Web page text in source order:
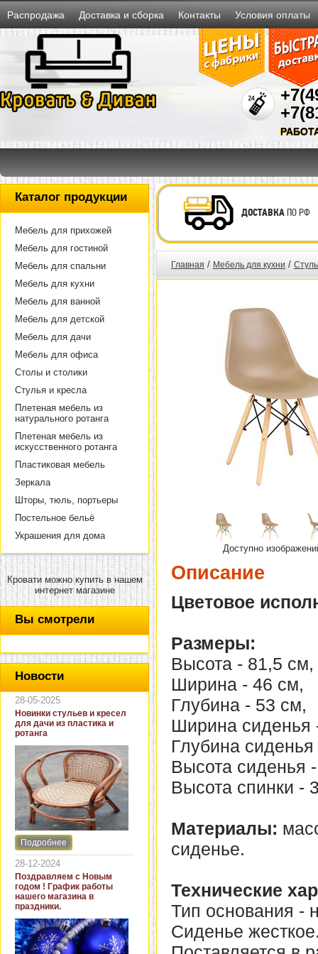
Распродажа Доставка и сборка Контакты Условия оплаты
Каталог продукции
Мебель для прихожей
Мебель для гостиной
Мебель для спальни
Мебель для кухни
Мебель для ванной
Мебель для детской
Мебель для дачи
Мебель для офиса
Столы и столики
Стулья и кресла
Плетеная мебель из
натурального ротанга
Плетеная мебель из
искусственного ротанга
Пластиковая мебель
Зеркала
Шторы, тюль, портьеры
Постельное бельё
Украшения для дома
Кровати можно купить в нашем
интернет магазине
Вы смотрели
Новости
28-05-2025
Новинки стульев и кресел
для дачи из пластика и
ротанга
Интернет-магазин "Кровать
и диван" представляет
новинки стульев и кресел
для дачи. В ассортименте
представлены как
бюджетные модели из
пластика для дачи, так и
кресла для загородных
домов из натурального и
искусственного ротанга.
Подробнее
28-12-2024
Поздравляем с Новым
годом ! График работы
нашего магазина в
праздники.
ДОСТАВКАПО РФ
Главная / Мебель для кухни /
Доступно
Описание
Цветовое
Размеры:
Высота - 81,5 см,
Ширина - 46 см,
Глубина - 53 см,
Ширина сиденья
Глубина
Высота сиденья
Высота спинки -
Материалы:
сиденье.
Технические
Тип основания -
Сиденье